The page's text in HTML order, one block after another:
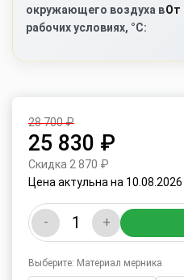
окружающего воздуха в
рабочих условиях, °C:
От
28 700 ₽
25 830 ₽
Скидка 2 870 ₽
Цена актульна на 10.08.2026
- +
Выберите: Материал мерника